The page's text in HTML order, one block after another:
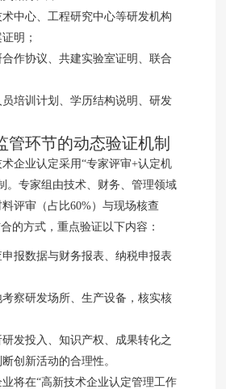
术中心、工程研究中心等研发机构
明；
合作协议、共建实验室证明、联合
员培训计划、学历结构说明、研发
管环节的动态验证机制
企业认定采用“专家评审+认定机
。专家组由技术、财务、管理领域
评审（占比60%）与现场核查
合的方式，重点验证以下内容：
申报数据与财务报表、纳税申报表
考察研发场所、生产设备，核实核
研发投入、知识产权、成果转化之
创新活动的合理性。
将在“高新技术企业认定管理工作